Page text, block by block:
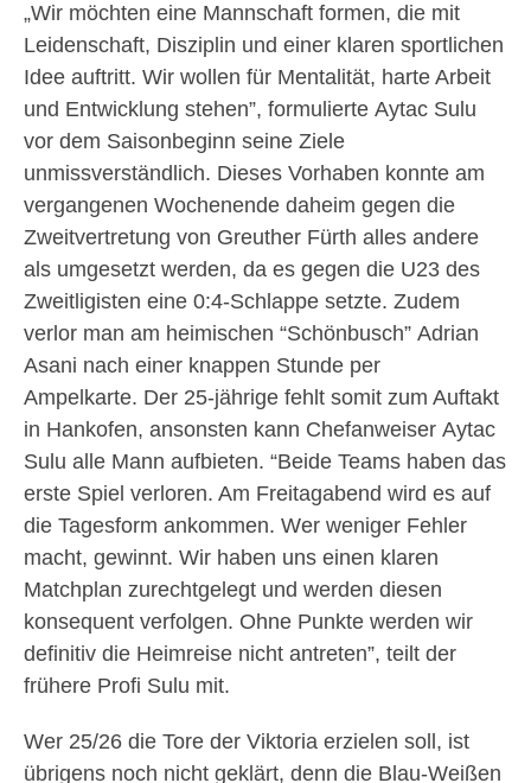
„Wir möchten eine Mannschaft formen, die mit
Leidenschaft, Disziplin und einer klaren sportlichen
Idee auftritt. Wir wollen für Mentalität, harte Arbeit
und Entwicklung stehen”, formulierte Aytac Sulu
vor dem Saisonbeginn seine Ziele
unmissverständlich. Dieses Vorhaben konnte am
vergangenen Wochenende daheim gegen die
Zweitvertretung von Greuther Fürth alles andere
als umgesetzt werden, da es gegen die U23 des
Zweitligisten eine 0:4-Schlappe setzte. Zudem
verlor man am heimischen “Schönbusch” Adrian
Asani nach einer knappen Stunde per
Ampelkarte. Der 25-jährige fehlt somit zum Auftakt
in Hankofen, ansonsten kann Chefanweiser Aytac
Sulu alle Mann aufbieten. “Beide Teams haben das
erste Spiel verloren. Am Freitagabend wird es auf
die Tagesform ankommen. Wer weniger Fehler
macht, gewinnt. Wir haben uns einen klaren
Matchplan zurechtgelegt und werden diesen
konsequent verfolgen. Ohne Punkte werden wir
definitiv die Heimreise nicht antreten”, teilt der
frühere Profi Sulu mit.
Wer 25/26 die Tore der Viktoria erzielen soll, ist
übrigens noch nicht geklärt, denn die Blau-Weißen